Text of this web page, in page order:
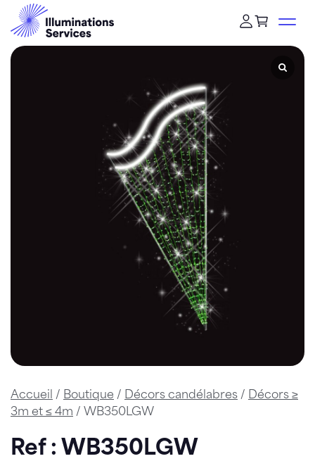
Accueil / Boutique / Décors candélabres / Décors ≥
3m et ≤ 4m / WB350LGW
Ref : WB350LGW